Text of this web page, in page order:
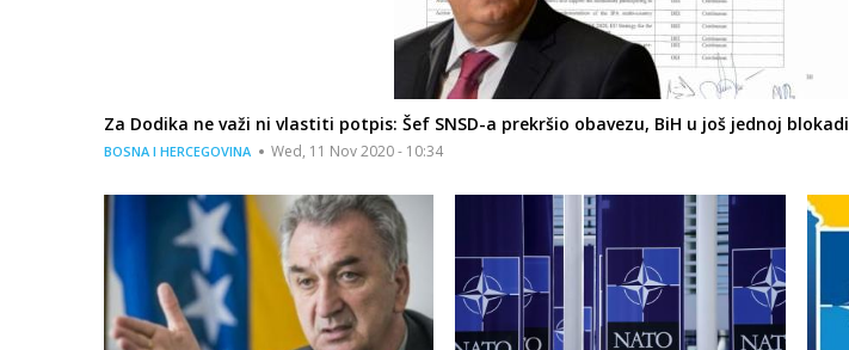
Za Dodika ne važi ni vlastiti potpis: Šef SNSD-a prekršio obavezu, BiH u još jednoj blokadi
BOSNA I HERCEGOVINA Wed, 11 Nov 2020 - 10:34